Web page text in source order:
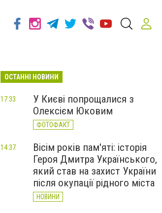
ОСТАННІ НОВИНИ
У Києві попрощалися з
Олексієм Юковим
ФОТОФАКТ
17:33
Вісім років пам'яті: історія
Героя Дмитра Українського,
який став на захист України
після окупації рідного міста
НОВИНИ
14:37